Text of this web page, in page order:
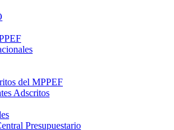
del MPPEF
Adscritos
Presupuestario